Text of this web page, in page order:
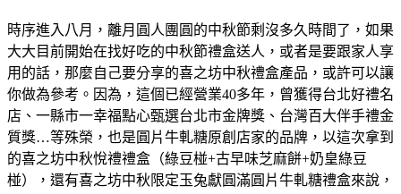
時序進入八月，離月圓人團圓的中秋節剩沒多久時間了，如果
大大目前開始在找好吃的中秋節禮盒送人，或者是要跟家人享
用的話，那麼自己要分享的喜之坊中秋禮盒產品，或許可以讓
你做為參考。因為，這個已經營業40多年，曾獲得台北好禮名
店、一縣市一幸福點心甄選台北市金牌獎、台灣百大伴手禮金
質獎…等殊榮，也是圓片牛軋糖原創店家的品牌，以這次拿到
的喜之坊中秋悅禮禮盒（綠豆椪+古早味芝麻餅+奶皇綠豆
椪），還有喜之坊中秋限定玉兔獻圓滿圓片牛軋糖禮盒來說，